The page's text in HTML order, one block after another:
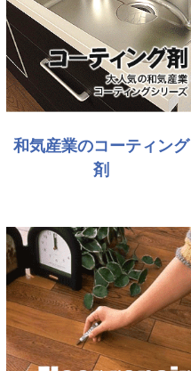
和気産業のコーティング
剤